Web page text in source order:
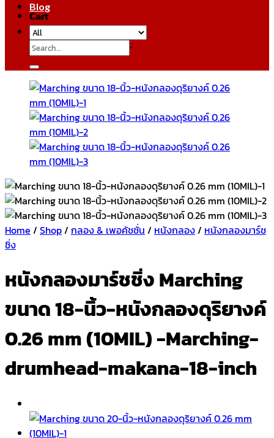
Cart
No products in the cart.
Blog
Search
for:
Home / Shop/ กลอง & เพอคัชชั่น / หนังกลอง/ หนังกลองมาร์ช
ชิ่ง
หนังกลองมาร์ชชิ่ง Marching
ขนาด 18-นิ้ว-หนังกลองดุริยางค์
0.26 mm (10MIL) -Marching-
drumhead-makana-18-inch